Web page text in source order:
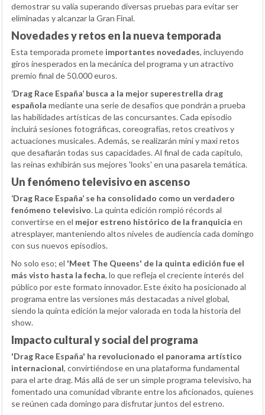
demostrar su valía superando diversas pruebas para evitar ser
eliminadas y alcanzar la Gran Final.
Novedades y retos en la nueva temporada
Esta temporada promete importantes novedades, incluyendo
giros inesperados en la mecánica del programa y un atractivo
premio final de 50.000 euros.
‘Drag Race España’ busca a la mejor superestrella drag
española mediante una serie de desafíos que pondrán a prueba
las habilidades artísticas de las concursantes. Cada episodio
incluirá sesiones fotográficas, coreografías, retos creativos y
actuaciones musicales. Además, se realizarán mini y maxi retos
que desafiarán todas sus capacidades. Al final de cada capítulo,
las reinas exhibirán sus mejores 'looks' en una pasarela temática.
Un fenómeno televisivo en ascenso
‘Drag Race España’ se ha consolidado como un verdadero
fenómeno televisivo. La quinta edición rompió récords al
convertirse en el mejor estreno histórico de la franquicia en
atresplayer, manteniendo altos niveles de audiencia cada domingo
con sus nuevos episodios.
No solo eso; el 'Meet The Queens' de la quinta edición fue el
más visto hasta la fecha, lo que refleja el creciente interés del
público por este formato innovador. Este éxito ha posicionado al
programa entre las versiones más destacadas a nivel global,
siendo la quinta edición la mejor valorada en toda la historia del
show.
Impacto cultural y social del programa
'Drag Race España' ha revolucionado el panorama artístico
internacional, convirtiéndose en una plataforma fundamental
para el arte drag. Más allá de ser un simple programa televisivo, ha
fomentado una comunidad vibrante entre los aficionados, quienes
se reúnen cada domingo para disfrutar juntos del estreno.